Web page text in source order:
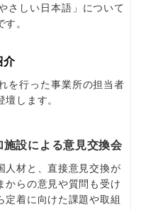
さしい日本語」について
。
介
を行った事業所の担当者
します。
施設による意見交換会
人材と、直接意見交換が
からの意見や質問も受け
定着に向けた課題や取組